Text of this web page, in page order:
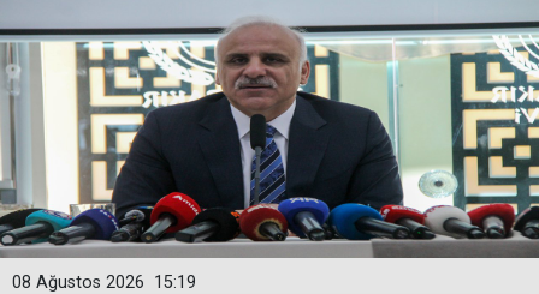
15:19
08 Ağustos 2026